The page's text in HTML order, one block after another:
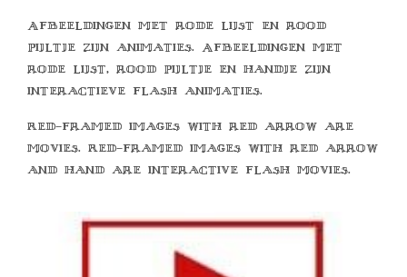
Afbeeldingen met rode lijst en rood
pijltje zijn animaties. Afbeeldingen met
rode lijst, rood pijltje en handje zijn
interactieve flash animaties.
Red-framed images with red arrow are
movies. Red-framed images with red arrow
and hand are interactive flash movies.